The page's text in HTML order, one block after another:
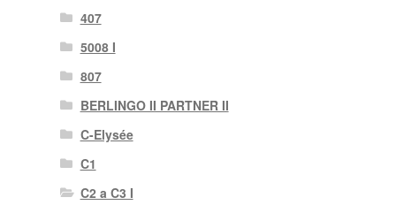
407
5008 I
807
BERLINGO II PARTNER II
C-Elysée
C1
C2 a C3 I